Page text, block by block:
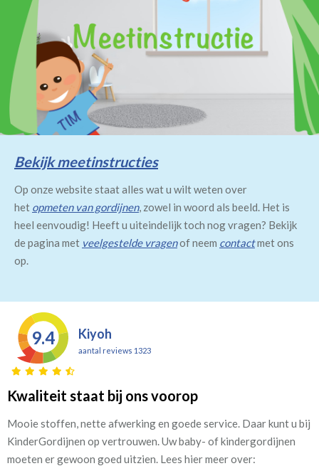
Bekijk meetinstructies
Op onze website staat alles wat u wilt weten over
het opmeten van gordijnen, zowel in woord als beeld. Het is
heel eenvoudig! Heeft u uiteindelijk toch nog vragen? Bekijk
de pagina met veelgestelde vragenof neem contactmet ons
op.
9.4 Kiyoh
aantal reviews 1323
Kwaliteit staat bij ons voorop
Mooie stoffen, nette afwerking en goede service. Daar kunt u bij
KinderGordijnen op vertrouwen. Uw baby- of kindergordijnen
moeten er gewoon goed uitzien. Lees hier meer over: